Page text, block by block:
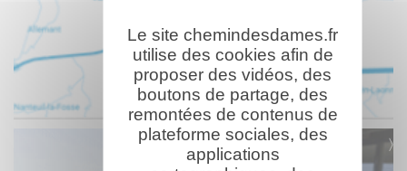
Le site chemindesdames.fr
utilise des cookies afin de
proposer des vidéos, des
boutons de partage, des
remontées de contenus de
plateforme sociales, des
applications